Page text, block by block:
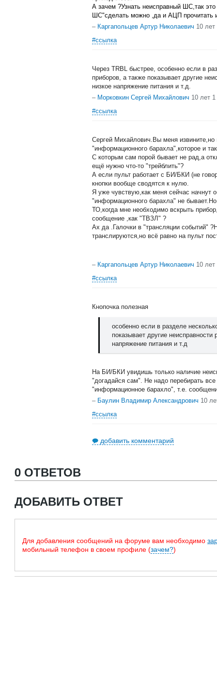
А зачем ?Узнать неисправный ШС,так
ШС"сделать можно ,да и АЦП прочитать
– Каргапольцев Артур Николаевич 10
#ссылка
Через TRBL быстрее, особенно если в
приборов, а также показывает другие
низкое напряжение питания и т.д.
– Морковкин Сергей Михайлович 10 лет
#ссылка
Сергей Михайлович.Вы меня
"информационного барахла",которое и
С которым сам порой бывает не рад,а
ещё нужно что-то "трейблить"?
А если пульт работает с БИ/БКИ (не
кнопки вообще сводятся к нулю.
Я уже чувствую,как меня сейчас начнут
"информационного барахла" не
ТО,когда мне необходимо вскрыть
сообщение ,как "ТВЗЛ" ?
Ах да .Галочки в "трансляции событий"
транслируются,но всё равно на пульт
– Каргапольцев Артур Николаевич 10
#ссылка
Кнопочка полезная
особенно если в разделе
показывает другие
напряжение питания и т.д
На БИ/БКИ увидишь только наличие
"догадайся сам". Не надо перебирать
"информационное барахло", т.е.
– Баулин Владимир Александрович 10
#ссылка
добавить комментарий
0 ОТВЕТОВ
ДОБАВИТЬ ОТВЕТ
Для добавления сообщений на форуме вам необходимо
мобильный телефон в своем профиле (зачем?)